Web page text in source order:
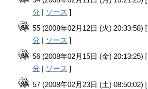
分 | ソース ]
55 (2008年02月12日 (火) 20:33:58) [
分 | ソース ]
56 (2008年02月15日 (金) 20:13:25) [
分 | ソース ]
57 (2008年02月23日 (土) 08:50:02) [